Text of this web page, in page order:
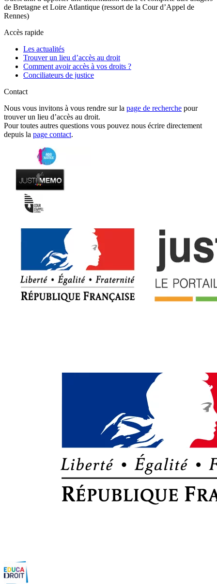
de Bretagne et Loire Atlantique (ressort de la Cour d’Appel de
Rennes)
Accès rapide
Les actualités
Trouver un lieu d’accès au droit
Comment avoir accès à vos droits ?
Conciliateurs de justice
Contact
Nous vous invitons à vous rendre sur la page de recherche pour
trouver un lieu d’accès au droit.
Pour toutes autres questions vous pouvez nous écrire directement
depuis la page contact.